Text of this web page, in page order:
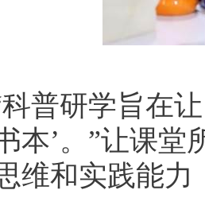
普研学旨在
本’。”让课
维和实践能